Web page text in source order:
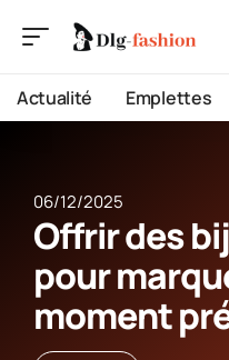
Actualité Emplettes
06/12/2025
Offrir des
pour
moment